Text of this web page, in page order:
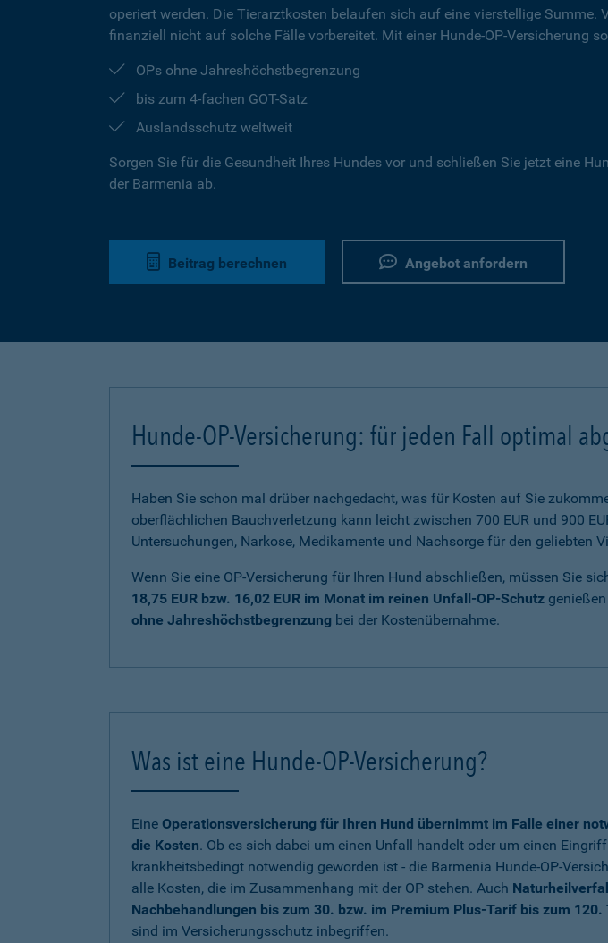
operiert werden. Die Tierarztkosten belaufen sich auf eine vierstellige Summe.
finanziell nicht auf solche Fälle vorbereitet. Mit einer Hunde-OP-Versicherung
OPs ohne Jahreshöchstbegrenzung
bis zum 4-fachen GOT-Satz
Auslandsschutz weltweit
Sorgen Sie für die Gesundheit Ihres Hundes vor und schließen Sie jetzt eine
der Barmenia ab.
Beitrag berechnen Angebot anfordern
Hunde-OP-Versicherung: für jeden Fall optimal
Haben Sie schon mal drüber nachgedacht, was für Kosten auf Sie
oberflächlichen Bauchverletzung kann leicht zwischen 700 EUR und 900
Untersuchungen, Narkose, Medikamente und Nachsorge für den geliebten
Wenn Sie eine OP-Versicherung für Ihren Hund abschließen, müssen Sie
18,75 EUR bzw. 16,02 EUR im Monat im reinen Unfall-OP-Schutz
ohne Jahreshöchstbegrenzung bei der Kostenübernahme.
Was ist eine Hunde-OP-Versicherung?
Eine Operationsversicherung für Ihren Hund übernimmt im Falle einer
die Kosten. Ob es sich dabei um einen Unfall handelt oder um einen
krankheitsbedingt notwendig geworden ist - die Barmenia Hunde-OP-
alle Kosten, die im Zusammenhang mit der OP stehen. Auch
Nachbehandlungen bis zum 30. bzw. im Premium Plus-Tarif bis zum 120.
sind im Versicherungsschutz inbegriffen.